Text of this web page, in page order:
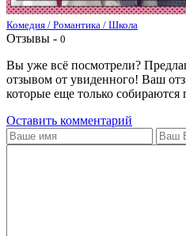
Комедия / Романтика / Школа
Отзывы - 0
Вы уже всё посмотрели?
отзывом от увиденного! Ваш
которые еще только собираются
Оставить комментарий